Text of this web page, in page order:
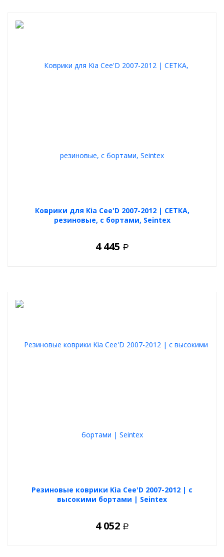
Коврики для Kia Cee'D 2007-2012 | СЕТКА,
резиновые, с бортами, Seintex
4 445 Р
Резиновые коврики Kia Cee'D 2007-2012 | с
высокими бортами | Seintex
4 052 Р